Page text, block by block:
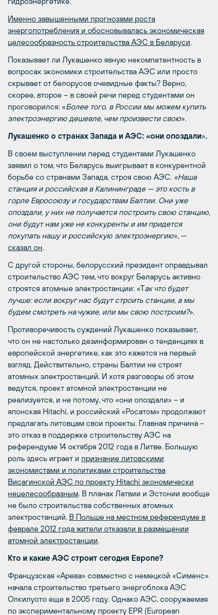
Именно завышенными прогнозами роста
энергопотребления и обосновывалась экономическая
целесообразность строительства АЭС в Беларуси.
Показывает ли Лукашенко явную некомпетентность в
вопросах экономики строительства АЭС или просто
скрывает от белорусов очевидные факты? Верно,
скорее, второе – в своей речи перед студентами он
проговорился: «Более того, в России мы можем купить
электроэнергию дешевле, чем произвести свою».
Лукашенко о странах Запада и АЭС: «они опоздали».
В своем выступлении перед студентами Лукашенко
заявил о том, что Беларусь выигрывает в конкурентной
борьбе со странами Запада, строя свою АЭС. «Наша
станция и российская в Калининграде — это кость в
горле Евросоюзу и государствам Балтии. Они уже
опоздали, у них не получается построить свою станцию,
они будут нам уже не конкуренты и им придется
покупать нашу и российскую электроэнергию», —
сказал он.
С другой стороны, белорусский президент оправдывал
строительство АЭС тем, что вокруг Беларусь активно
строятся атомные электростанции: «Так что будет
лучше: если вокруг нас будут строить станции, а мы
будем смотреть на чужие, или мы свою построим?».
Противоречивость суждений Лукашенко показывает,
что он не настолько дезинформирован о тенденциях в
европейской энергетике, как это кажется на первый
взгляд. Действительно, страны Балтии не строят
атомных электростанций. И хотя разговоры об этом
ведутся, проект атомной электростанции не
реализуется, и не потому, что «они опоздали» – и
японская Hitachi, и российский «Росатом» продолжают
предлагать литовцам свои проекты. Главная причина –
это отказ в поддержке строительству АЭС на
референдуме 14 октября 2012 года в Литве. Большую
роль здесь играет и признание литовскими
экономистами и политиками строительства
Висагинской АЭС по проекту Hitachi экономически
нецелесообразным. В планах Латвии и Эстонии вообще
не было строительства собственных атомных
электростанций. В Польше на местном референдуме в
феврале 2012 года жители отказали в размещении
атомной электростанции.
Кто и какие АЭС строит сегодня Европе?
Французская «Арева» совместно с немецкой «Сименс»
начала строительство третьего энергоблока АЭС
Олкилуото еще в 2005 году. Однако АЭС, сооружаемая
по экспериментальному проекту EPR (European